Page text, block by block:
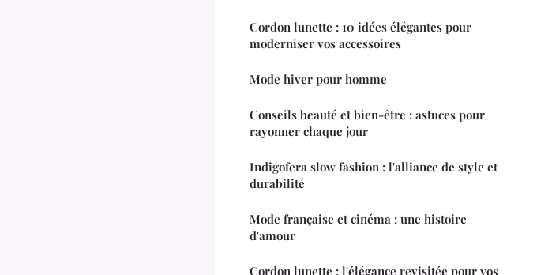
Cordon lunette : 10 idées élégantes pour
moderniser vos accessoires
Mode hiver pour homme
Conseils beauté et bien-être : astuces pour
rayonner chaque jour
Indigofera slow fashion : l'alliance de style et
durabilité
Mode française et cinéma : une histoire
d'amour
Cordon lunette : l'élégance revisitée pour vos